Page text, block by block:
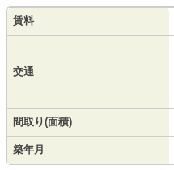
賃料
交通
間取り(面積)
築年月